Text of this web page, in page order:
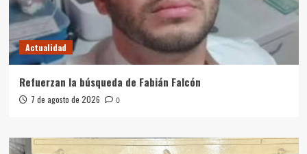
Actualidad
Refuerzan la búsqueda de Fabián Falcón
7 de agosto de 2026 0